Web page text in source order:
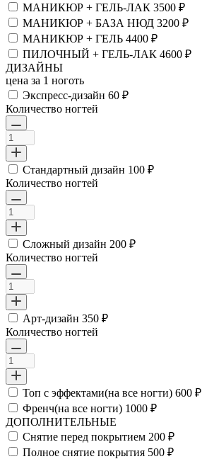
МАНИКЮР + ГЕЛЬ-ЛАК 3500 ₽
МАНИКЮР + БАЗА НЮД 3200 ₽
МАНИКЮР + ГЕЛЬ 4400 ₽
ПИЛОЧНЫЙ + ГЕЛЬ-ЛАК 4600 ₽
ДИЗАЙНЫ
цена за 1 ноготь
Экспресс-дизайн 60 ₽
Количество ногтей
Стандартный дизайн 100 ₽
Количество ногтей
Сложный дизайн 200 ₽
Количество ногтей
Арт-дизайн 350 ₽
Количество ногтей
Топ с эффектами(на все ногти) 600 ₽
Френч(на все ногти) 1000 ₽
ДОПОЛНИТЕЛЬНЫЕ
Снятие перед покрытием 200 ₽
Полное снятие покрытия 500 ₽